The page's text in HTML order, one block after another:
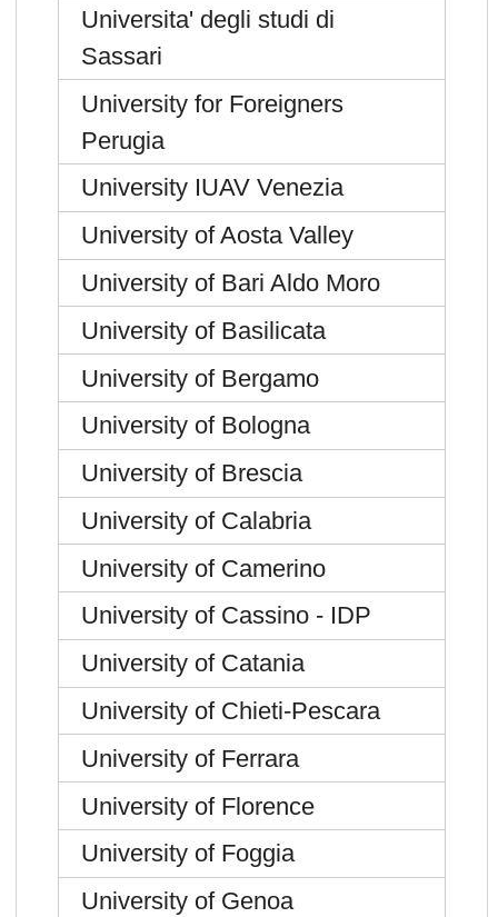
Universita' degli studi di
Sassari
University for Foreigners
Perugia
University IUAV Venezia
University of Aosta Valley
University of Bari Aldo Moro
University of Basilicata
University of Bergamo
University of Bologna
University of Brescia
University of Calabria
University of Camerino
University of Cassino - IDP
University of Catania
University of Chieti-Pescara
University of Ferrara
University of Florence
University of Foggia
University of Genoa